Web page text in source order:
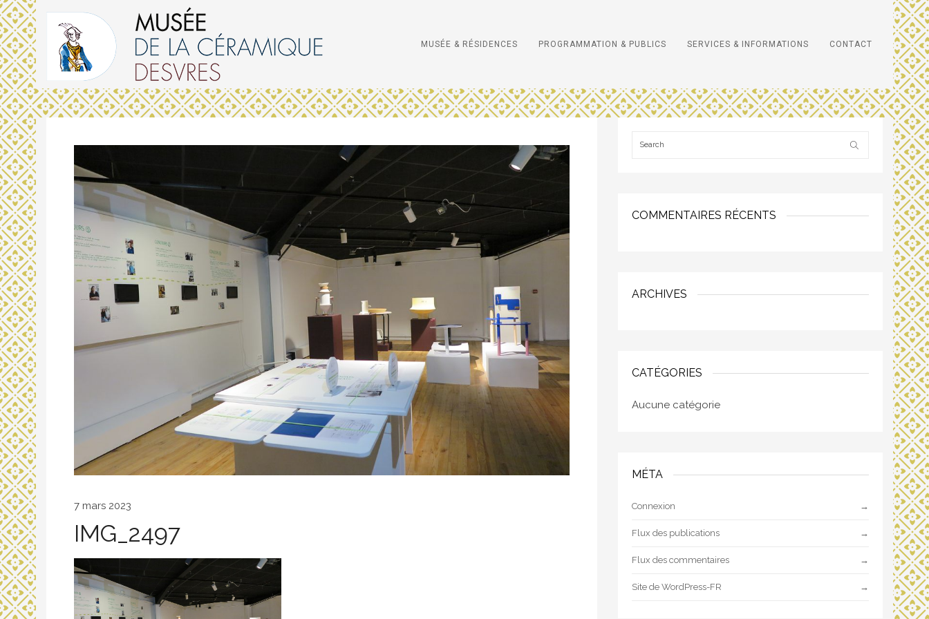
MUSÉE & RÉSIDENCES PROGRAMMATION & PUBLICS SERVICES & INFORMATIONS CONTACT
7 mars 2023
IMG_2497
COMMENTAIRES RÉCENTS
ARCHIVES
CATÉGORIES
Aucune catégorie
MÉTA
Connexion
Flux des publications
Flux des commentaires
Site de WordPress-FR